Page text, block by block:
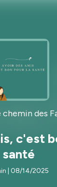
chemin des
c'est
santé
| 08/14/2025